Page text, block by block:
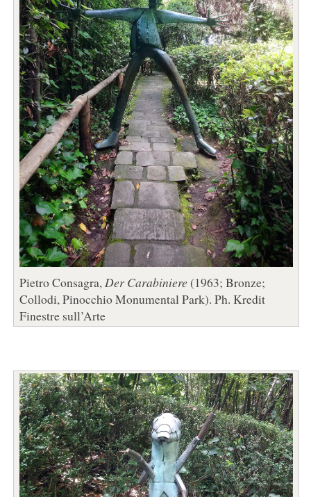
Pietro Consagra, Der Carabiniere (1963; Bronze;
Collodi, Pinocchio Monumental Park). Ph. Kredit
Finestre sull’Arte